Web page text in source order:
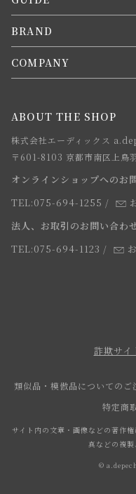
マイページ
新規会員登録
会員規約について
お買い物ガイド
会員登録について
お支払方法について
お届けについて
よくあるご質問
BRAND
コンセプト
webカタログ
COMPANY
店舗一覧
求人情報
法人のお客様
スタッフ
ABOUT THE SHOP
株式会社エーディックス
〒601-8103 京都市南区上鳥
オンラインショップへのお
TEL:075-694-1255 /
法人、お取引のお問い合わ
TEL:075-694-1123 /
詐欺サイ
類似品・模倣品についてのご
特定商
サイト内の文章・画像などの著作
真などの複製
©